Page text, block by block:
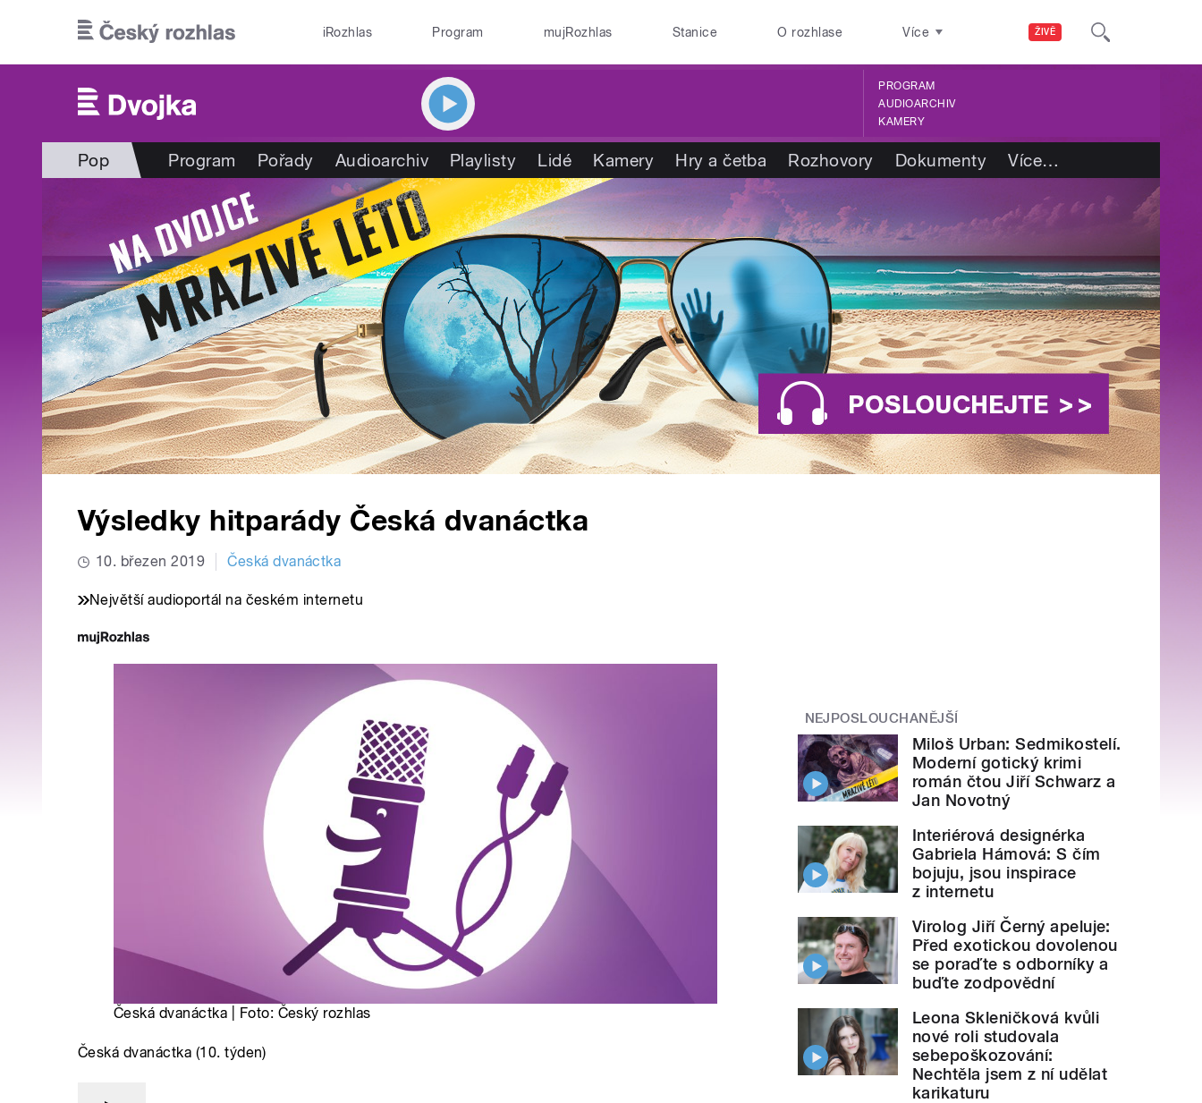
ŽIVĚ
iRozhlas Program mujRozhlas Stanice O rozhlase Více
PROGRAM
AUDIOARCHIV
KAMERY
Pop Program Pořady Audioarchiv Playlisty Lidé Kamery Hry a četba Rozhovory Dokumenty Více…
Výsledky hitparády Česká dvanáctka
10. březen 2019 Česká dvanáctka
Největší audioportál na českém internetu
Česká dvanáctka | Foto: Český rozhlas
Česká dvanáctka (10. týden)
NEJPOSLOUCHANĚJŠÍ
Miloš Urban: Sedmikostelí.
Moderní gotický krimi
román čtou Jiří Schwarz a
Jan Novotný
Interiérová designérka
Gabriela Hámová: S čím
bojuju, jsou inspirace
z internetu
Virolog Jiří Černý apeluje:
Před exotickou dovolenou
se poraďte s odborníky a
buďte zodpovědní
Leona Skleničková kvůli
nové roli studovala
sebepoškozování:
Nechtěla jsem z ní udělat
karikaturu